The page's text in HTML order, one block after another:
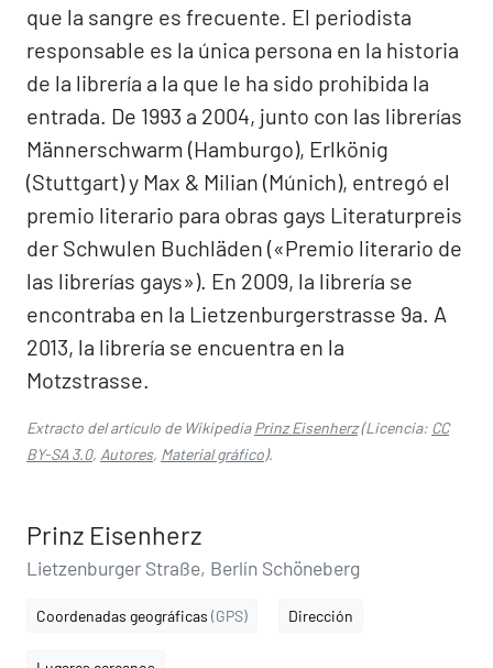
que la sangre es frecuente. El periodista
responsable es la única persona en la historia
de la librería a la que le ha sido prohibida la
entrada. De 1993 a 2004, junto con las librerías
Männerschwarm (Hamburgo), Erlkönig
(Stuttgart) y Max & Milian (Múnich), entregó el
premio literario para obras gays Literaturpreis
der Schwulen Buchläden («Premio literario de
las librerías gays»). En 2009, la librería se
encontraba en la Lietzenburgerstrasse 9a. A
2013, la librería se encuentra en la
Motzstrasse.
Extracto del artículo de WikipediaPrinz Eisenherz(Licencia: CC
BY-SA 3.0, Autores, Material gráfico).
Prinz Eisenherz
Lietzenburger Straße, Berlín Schöneberg
Coordenadas geográficas (GPS) Dirección